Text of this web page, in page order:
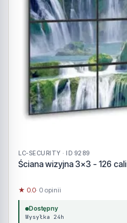
LC-SECURITY · ID 9289
Ściana wizyjna 3x3 - 126 cali
★ 0.0· 0 opinii
Dostępny
Wysyłka 24h